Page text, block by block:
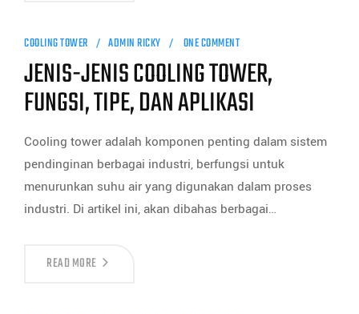
COOLING TOWER ADMIN RICKY ONE COMMENT
JENIS-JENIS COOLING TOWER,
FUNGSI, TIPE, DAN APLIKASI
Cooling tower adalah komponen penting dalam sistem
pendinginan berbagai industri, berfungsi untuk
menurunkan suhu air yang digunakan dalam proses
industri. Di artikel ini, akan dibahas berbagai…
READ MORE